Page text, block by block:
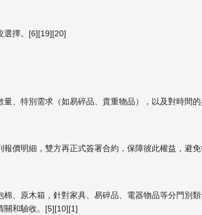
選擇。[6][19][20]
、特別需求（如易碎品、貴重物品），以及對時間
價明細，雙方再正式簽署合約，保障彼此權益，避
、原木箱，針對家具、易碎品、電器物品等分門別
關和驗收。[5][10][1]